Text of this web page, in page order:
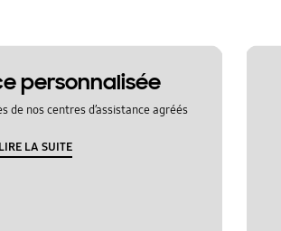
personnalisée
de nos centres d’assistance agréés
LIRE LA SUITE